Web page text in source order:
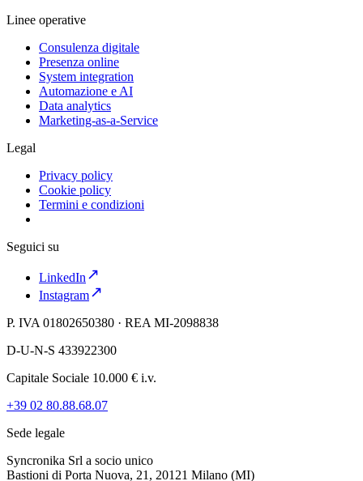
Linee operative
Consulenza digitale
Presenza online
System integration
Automazione e AI
Data analytics
Marketing-as-a-Service
Legal
Privacy policy
Cookie policy
Termini e condizioni
Seguici su
LinkedIn
Instagram
P. IVA 01802650380 · REA MI-2098838
D-U-N-S 433922300
Capitale Sociale 10.000 € i.v.
+39 02 80.88.68.07
Sede legale
Syncronika Srl a socio unico
Bastioni di Porta Nuova, 21, 20121 Milano (MI)